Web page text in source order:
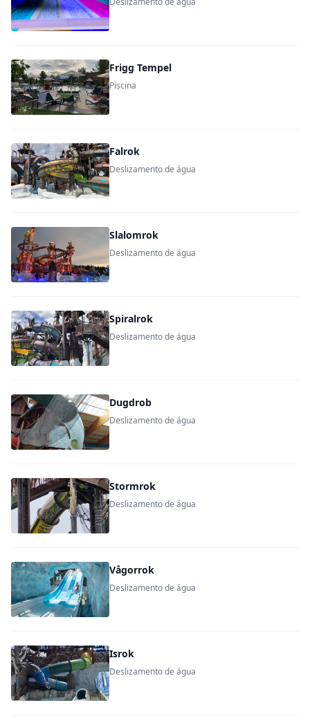
Frigg Tempel
Piscina
Falrok
Deslizamento de água
Slalomrok
Deslizamento de água
Spiralrok
Deslizamento de água
Dugdrob
Deslizamento de água
Stormrok
Deslizamento de água
Vågorrok
Deslizamento de água
Isrok
Deslizamento de água